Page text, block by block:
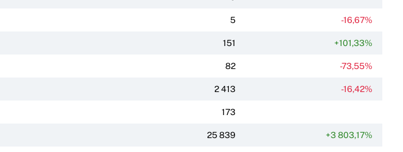
5 -16,67%
151 +101,33%
82 -73,55%
2 413 -16,42%
173
25 839 +3 803,17%